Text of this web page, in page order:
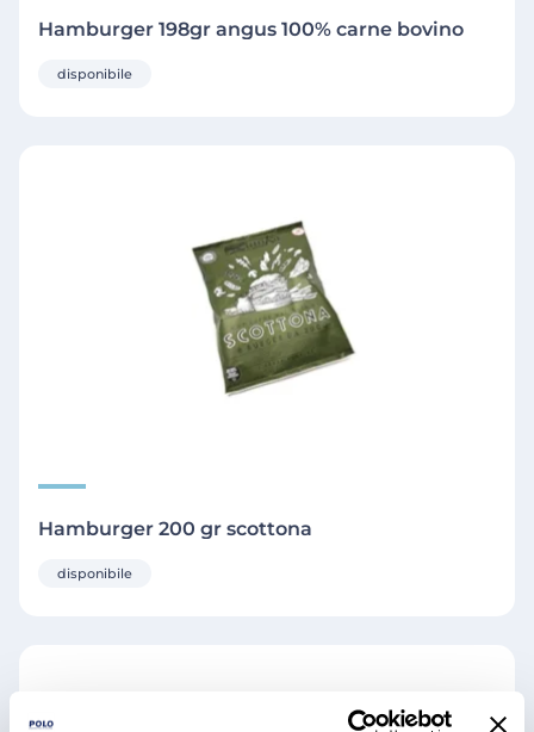
Hamburger 198gr angus 100% carne bovino
disponibile
Hamburger 200 gr scottona
disponibile